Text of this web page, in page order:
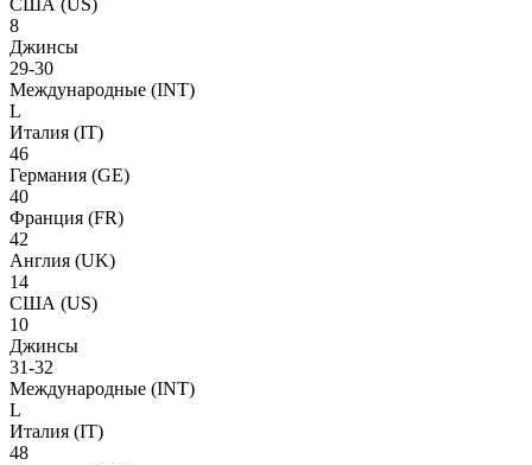
США (US)
8
Джинсы
29-30
Международные (INT)
L
Италия (IT)
46
Германия (GE)
40
Франция (FR)
42
Англия (UK)
14
США (US)
10
Джинсы
31-32
Международные (INT)
L
Италия (IT)
48